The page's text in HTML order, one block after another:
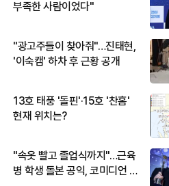
부족한 사람이었다"
"광고주들이 찾아줘"…진태현,
'이숙캠' 하차 후 근황 공개
13호 태풍 '돌핀'·15호 '찬홈'
현재 위치는?
"속옷 빨고 졸업식까지"…근육
병 학생 돌본 공익, 코미디언 김